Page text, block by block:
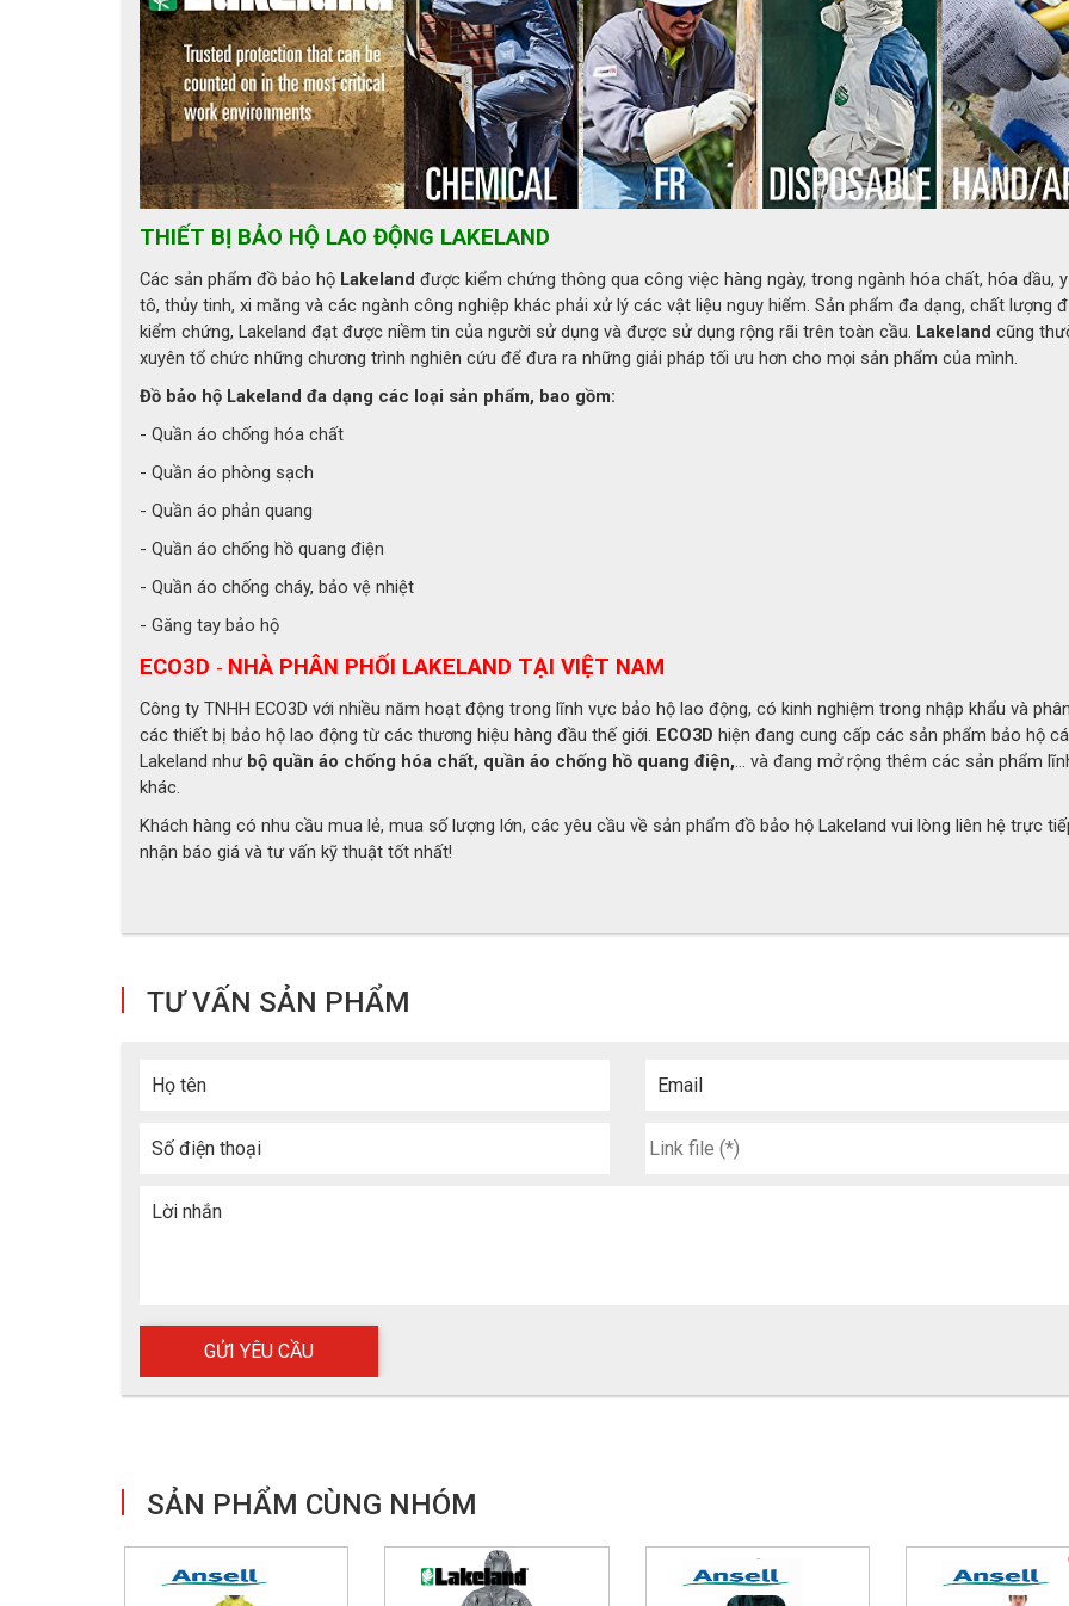
Quần áo chống hóa chất Interceptor Lakeland
1. Giới thiệu quần áo chống hóa chất Interceptor Lakeland
Quần áo chống hóa chất Interceptor là sản phẩm của thương hiệu Lakeland – một trong những hãng
thiết bị bảo hộ hàng đầu thế giới.
Sản phẩm được thiết kế chuyên dụng cho môi trường hóa chất nguy hiểm, với khả năng chống thấm tuyệt
bảo vệ toàn thân. Đây là dòng quần áo cấp độ cao thường được sử dụng trong các ngành hóa chất, cứu
lý sự cố nguy hiểm.
2. Thông số kỹ thuật quần áo chống hóa chất Interceptor Lakeland
- Mã sản phẩm: 1902150918
- Tiêu chuẩn: NFPA 1991
- Thiết kế: Lối vào phía trước
- Kính che mặt: Góc nhìn rộng
- Chất liệu kính: PTFE gắn liền không đường may
- Đặc điểm kính: Lớp phủ PTFE giúp hạn chế ảnh hưởng tầm nhìn khi tiếp xúc hóa chất
3. Ưu điểm nổi bật quần áo chống hóa chất Interceptor Lakeland
3.1 Bảo vệ cấp cao đạt tiêu chuẩn NFPA 1991
THIẾT BỊ BẢO HỘ LAO ĐỘNG LAKELAND
Các sản phẩm đồ bảo hộ Lakeland được kiểm chứng thông qua công việc hàng ngày, trong ngành hóa chất, hóa dầu,
tô, thủy tinh, xi măng và các ngành công nghiệp khác phải xử lý các vật liệu nguy hiểm. Sản phẩm đa dạng, chất lượng
kiểm chứng, Lakeland đạt được niềm tin của người sử dụng và được sử dụng rộng rãi trên toàn cầu. Lakeland cũng
xuyên tổ chức những chương trình nghiên cứu để đưa ra những giải pháp tối ưu hơn cho mọi sản phẩm của mình.
Đồ bảo hộ Lakeland đa dạng các loại sản phẩm, bao gồm:
- Quần áo chống hóa chất
- Quần áo phòng sạch
- Quần áo phản quang
- Quần áo chống hồ quang điện
- Quần áo chống cháy, bảo vệ nhiệt
- Găng tay bảo hộ
ECO3D - NHÀ PHÂN PHỐI LAKELAND TẠI VIỆT NAM
Công ty TNHH ECO3D với nhiều năm hoạt động trong lĩnh vực bảo hộ lao động, có kinh nghiệm trong nhập khẩu và
các thiết bị bảo hộ lao động từ các thương hiệu hàng đầu thế giới. ECO3D hiện đang cung cấp các sản phẩm bảo hộ
Lakeland nhưbộ quần áo chống hóa chất, quần áo chống hồ quang điện,... và đang mở rộng thêm các sản phẩm
khác.
Khách hàng có nhu cầu mua lẻ, mua số lượng lớn, các yêu cầu về sản phẩm đồ bảo hộ Lakeland vui lòng liên hệ trực
nhận báo giá và tư vấn kỹ thuật tốt nhất!
TƯ VẤN SẢN PHẨM
Họ tên Email
Số điện thoại
Lời nhắn
SẢN PHẨM CÙNG NHÓM